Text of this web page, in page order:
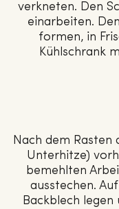
verkneten. Den
einarbeiten.
formen, in
Kühlschrank
Nach dem Rasten
Unterhitze)
bemehlten
ausstechen.
Backblech